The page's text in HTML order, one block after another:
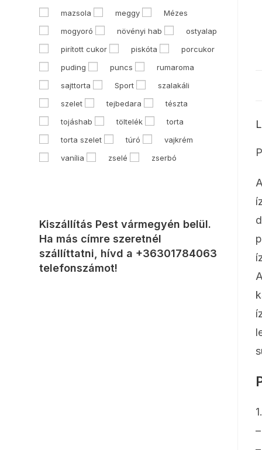
mazsola
meggy
Mézes
mogyoró
növényi hab
ostyalap
pirított cukor
piskóta
porcukor
puding
puncs
rumaroma
sajttorta
Sport
szalakáli
szelet
tejbedara
tészta
tojáshab
töltelék
torta
torta szelet
túró
vajkrém
vanília
zselé zserbó
Kiszállítás Pest vármegyén belül.
Ha más címre szeretnél
szállíttatni, hívd a +36301784063
telefonszámot!